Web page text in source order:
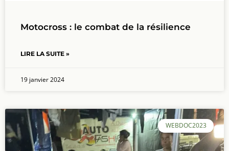
Motocross : le combat de la résilience
LIRE LA SUITE »
19 janvier 2024
WEBDOC2023